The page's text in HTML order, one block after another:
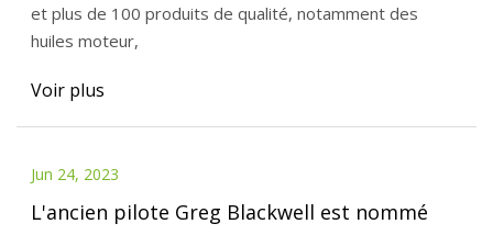
et plus de 100 produits de qualité, notamment des
huiles moteur,
Voir plus
Jun 24, 2023
L'ancien pilote Greg Blackwell est nommé